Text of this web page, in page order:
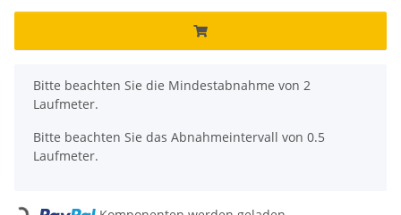
x
Bitte beachten Sie die Mindestabnahme von 2
Laufmeter.
Bitte beachten Sie das Abnahmeintervall von 0.5
Laufmeter.